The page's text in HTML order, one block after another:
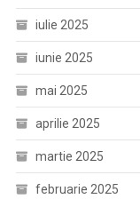
iulie 2025
iunie 2025
mai 2025
aprilie 2025
martie 2025
februarie 2025